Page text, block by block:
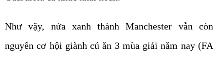
Như vậy, nửa xanh thành Manchester vẫn còn
nguyên cơ hội giành cú ăn 3 mùa giải năm nay (FA